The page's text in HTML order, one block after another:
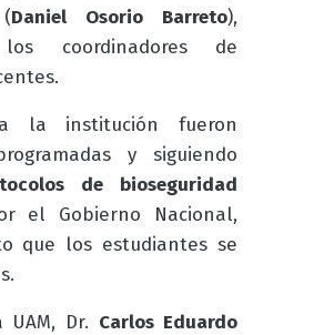
Daniel Osorio Barreto),
coordinadores de
la institución fueron
y siguiendo
de bioseguridad
el Gobierno Nacional,
que los estudiantes se
Dr. Carlos Eduardo